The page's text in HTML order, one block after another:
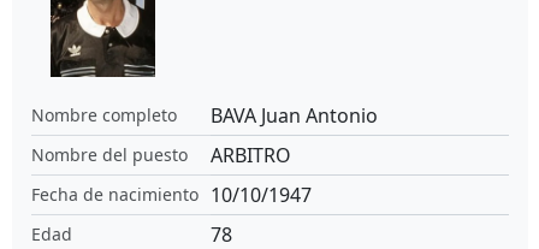
Nombre completo BAVA Juan Antonio
Nombre del puesto ARBITRO
Fecha de nacimiento 10/10/1947
Edad 78